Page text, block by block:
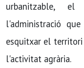
urbanitzable,
l'administració
esquitxar el
l'activitat agrària.